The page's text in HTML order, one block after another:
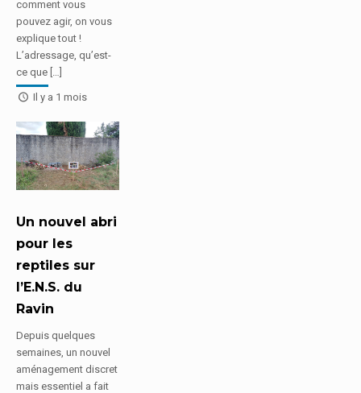
comment vous
pouvez agir, on vous
explique tout !
L’adressage, qu’est-
ce que […]
Il y a 1 mois
Un nouvel abri
pour les
reptiles sur
l’E.N.S. du
Ravin
Depuis quelques
semaines, un nouvel
aménagement discret
mais essentiel a fait